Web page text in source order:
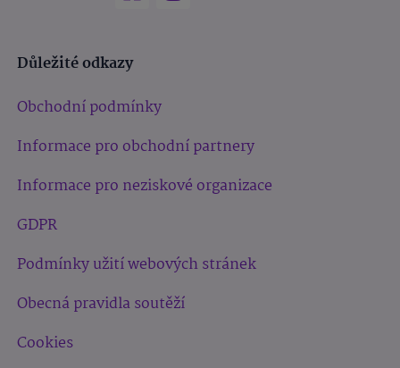
Důležité odkazy
Obchodní podmínky
Informace pro obchodní partnery
Informace pro neziskové organizace
GDPR
Podmínky užití webových stránek
Obecná pravidla soutěží
Cookies